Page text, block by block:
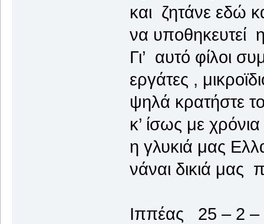
και ζητάνε εδώ
να υποθηκευτεί
Γι’ αυτό φίλοι
εργάτες ,
ψηλά κρατήστε
κ’ ίσως με
η γλυκιά μας
νάναι δικιά μας
Ιππέας 25 – 2 –